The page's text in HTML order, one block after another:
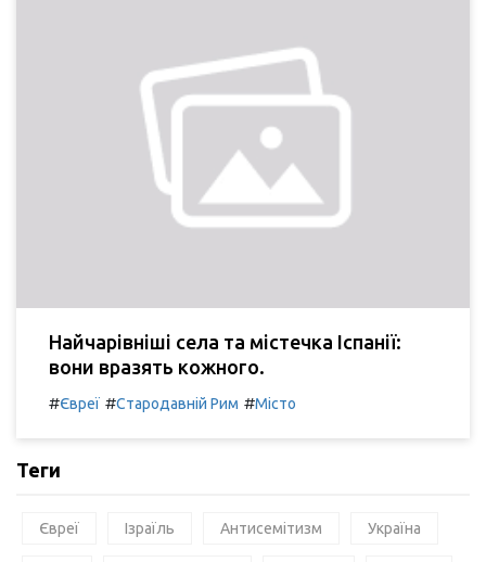
Найчарівніші села та містечка Іспанії:
вони вразять кожного.
#Євреї #Стародавній Рим #Місто
Теги
Євреї Ізраїль Антисемітизм Україна